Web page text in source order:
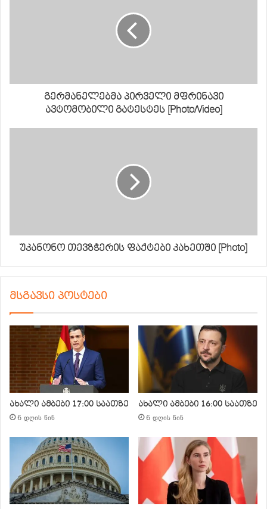
გერმანელებმა პირველი მფრინავი
ავტომობილი გატესტეს [Photo/Video]
უკანონო თევზჭერის ფაქტები კახეთში [Photo]
მსგავსი პოსტები
ახალი ამბები 17:00 საათზე
6 დღის წინ
ახალი ამბები 16:00 საათზე
6 დღის წინ